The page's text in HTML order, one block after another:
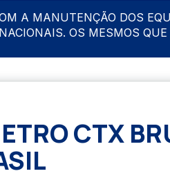
A MANUTENÇÃO DOS
OS MESMOS
CTX